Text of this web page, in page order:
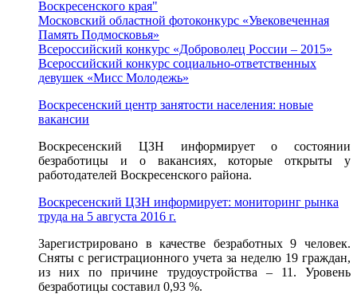
Воскресенского края"
Московский областной фотоконкурс «Увековеченная
Память Подмосковья»
Всероссийский конкурс «Доброволец России – 2015»
Всероссийский конкурс социально-ответственных
девушек «Мисс Молодежь»
Воскресенский центр занятости населения: новые
вакансии
Воскресенский ЦЗН информирует о состоянии
безработицы и о вакансиях, которые открыты у
работодателей Воскресенского района.
Воскресенский ЦЗН информирует: мониторинг рынка
труда на 5 августа 2016 г.
Зарегистрировано в качестве безработных 9 человек.
Сняты с регистрационного учета за неделю 19 граждан,
из них по причине трудоустройства – 11. Уровень
безработицы составил 0,93 %.